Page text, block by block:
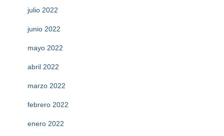
julio 2022
junio 2022
mayo 2022
abril 2022
marzo 2022
febrero 2022
enero 2022